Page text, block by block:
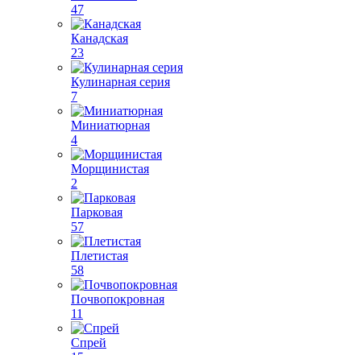
47
Канадская
23
Кулинарная серия
7
Миниатюрная
4
Морщинистая
2
Парковая
57
Плетистая
58
Почвопокровная
11
Спрей